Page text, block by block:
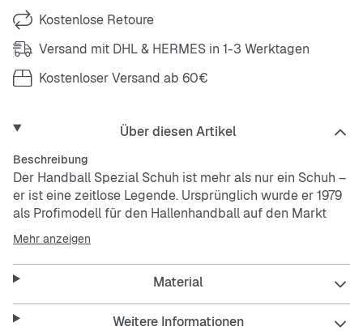
Kostenlose Retoure
Versand mit DHL & HERMES in 1-3 Werktagen
Kostenloser Versand ab 60€
Über diesen Artikel
Beschreibung
Der Handball Spezial Schuh ist mehr als nur ein Schuh –
er ist eine zeitlose Legende. Ursprünglich wurde er 1979
als Profimodell für den Hallenhandball auf den Markt
gebracht, und hat sich zu einem festen Bestandteil der
Streetwear entwickelt. Er wird von Generationen
getragen, die klare Linien und einen passgenauen Sitz
schätzen. Diese Saison bringt frische, von den Archiven
inspirierte Farbtöne, die kühlere Tage aufhellen und
gleichzeitig ihren Wurzeln treu bleiben. Gefertigt aus
Mehr anzeigen
Material
Weitere Informationen